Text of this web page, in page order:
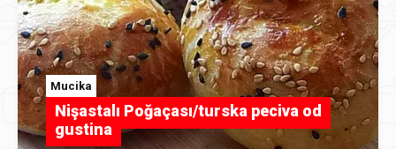
Mucika
Nişastalı Poğaçası/turska peciva od
gustina